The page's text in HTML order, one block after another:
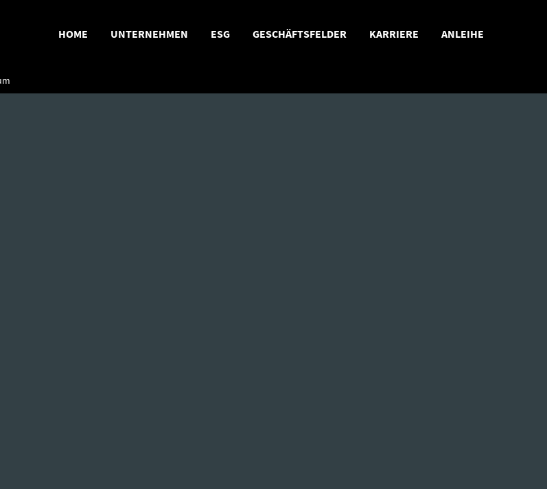
HOME UNTERNEHMEN ESG GESCHÄFTSFELDER KARRIERE ANLEIHE